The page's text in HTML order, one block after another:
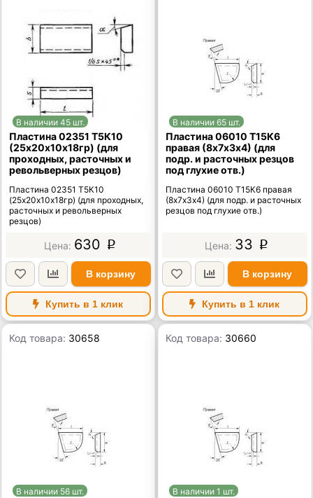
В наличии 45 шт.
Пластина 02351 Т5К10
(25х20х10х18гр) (для
проходных, расточных и
револьверных резцов)
Пластина 02351 Т5К10
(25х20х10х18гр) (для проходных,
расточных и револьверных
резцов)
630 p
В корзину
Купить в 1 клик
В наличии 65 шт.
Пластина 06010 Т15К6
правая (8х7х3х4) (для
подр. и расточных резцов
под глухие отв.)
Пластина 06010 Т15К6 правая
(8х7х3х4) (для подр. и расточных
резцов под глухие отв.)
33 p
В корзину
Купить в 1 клик
Код товара: 30658
В наличии 56 шт.
Код товара: 30660
В наличии 1 шт.